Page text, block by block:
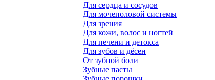
Для сердца и сосудов
Для мочеполовой системы
Для зрения
Для кожи, волос и ногтей
Для печени и детокса
Для зубов и дёсен
От зубной боли
Зубные пасты